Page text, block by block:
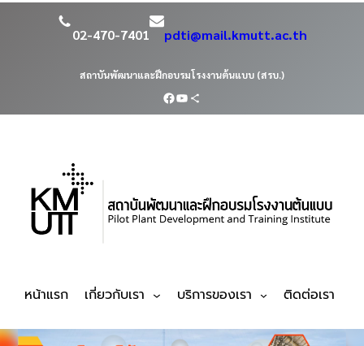
02-470-7401 pdti@mail.kmutt.ac.th
สถาบันพัฒนาและฝึกอบรมโรงงานต้นแบบ (สรบ.)
หน้าแรก เกี่ยวกับเรา บริการของเรา ติดต่อเรา